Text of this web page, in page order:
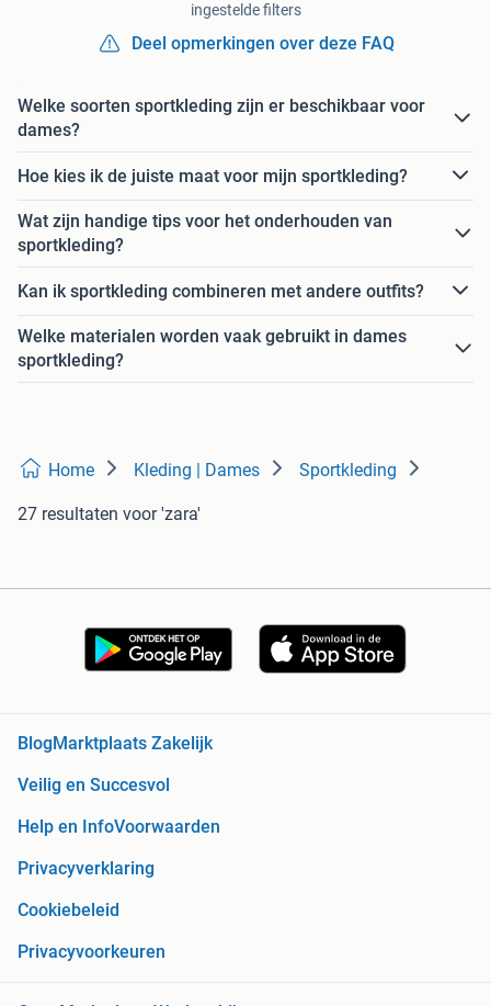
ingestelde filters
Deel opmerkingen over deze FAQ
Welke soorten sportkleding zijn er beschikbaar voor
dames?
Hoe kies ik de juiste maat voor mijn sportkleding?
Wat zijn handige tips voor het onderhouden van
sportkleding?
Kan ik sportkleding combineren met andere outfits?
Welke materialen worden vaak gebruikt in dames
sportkleding?
Home Kleding | Dames Sportkleding
27 resultaten voor 'zara'
BlogMarktplaats Zakelijk
Veilig en Succesvol
Help en InfoVoorwaarden
Privacyverklaring
Cookiebeleid
Privacyvoorkeuren